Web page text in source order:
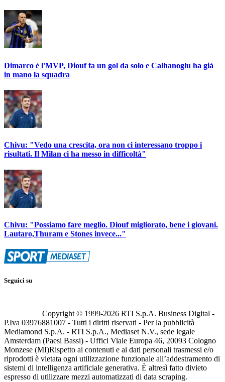
Dimarco è l'MVP, Diouf fa un gol da solo e Calhanoglu ha già
in mano la squadra
Chivu: "Vedo una crescita, ora non ci interessano troppo i
risultati. Il Milan ci ha messo in difficoltà"
Chivu: "Possiamo fare meglio. Diouf migliorato, bene i giovani.
Lautaro,Thuram e Stones invece..."
Seguici su
Copyright © 1999-2026 RTI S.p.A. Business Digital -
P.Iva 03976881007 - Tutti i diritti riservati - Per la pubblicità
Mediamond S.p.A. - RTI S.p.A., Mediaset N.V., sede legale
Amsterdam (Paesi Bassi) - Uffici Viale Europa 46, 20093 Cologno
Monzese (MI)Rispetto ai contenuti e ai dati personali trasmessi e/o
riprodotti è vietata ogni utilizzazione funzionale all’addestramento di
sistemi di intelligenza artificiale generativa. È altresì fatto divieto
espresso di utilizzare mezzi automatizzati di data scraping.